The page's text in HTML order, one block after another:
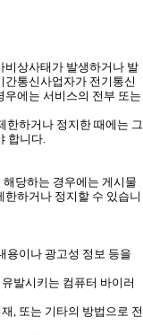
비상사태가 발생하거나 발
간통신사업자가 전기통신
에는 서비스의 전부 또는
한하거나 정지한 때에는 그
합니다.
당하는 경우에는 게시물
하거나 정지할 수 있습니
용이나 광고성 정보 등을
발시키는 컴퓨터 바이러
, 또는 기타의 방법으로 전